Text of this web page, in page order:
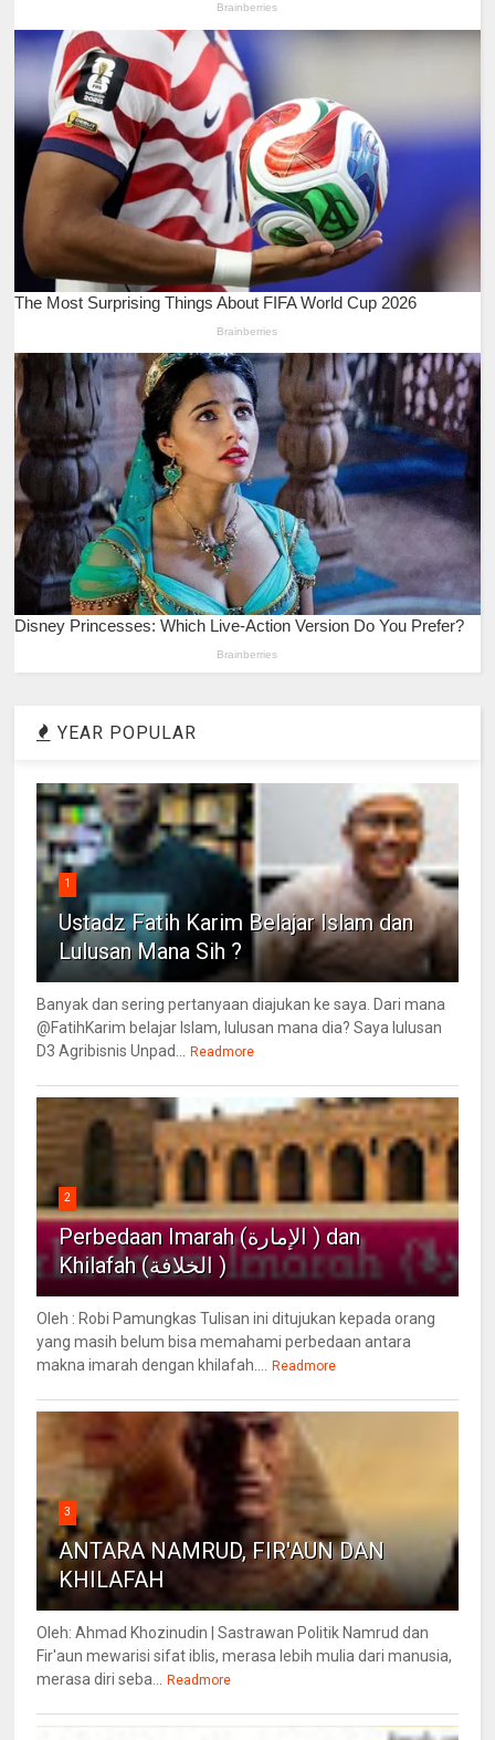
YEAR POPULAR
1
Ustadz Fatih Karim Belajar Islam dan
Lulusan Mana Sih ?
Banyak dan sering pertanyaan diajukan ke saya. Dari mana
@FatihKarim belajar Islam, lulusan mana dia? Saya lulusan
D3 Agribisnis Unpad...
Readmore
2
Perbedaan Imarah (الإمارة ) dan
Khilafah (الخلافة )
Oleh : Robi Pamungkas Tulisan ini ditujukan kepada orang
yang masih belum bisa memahami perbedaan antara
makna imarah dengan khilafah....
Readmore
3
ANTARA NAMRUD, FIR'AUN DAN
KHILAFAH
Oleh: Ahmad Khozinudin | Sastrawan Politik Namrud dan
Fir'aun mewarisi sifat iblis, merasa lebih mulia dari manusia,
merasa diri seba...
Readmore